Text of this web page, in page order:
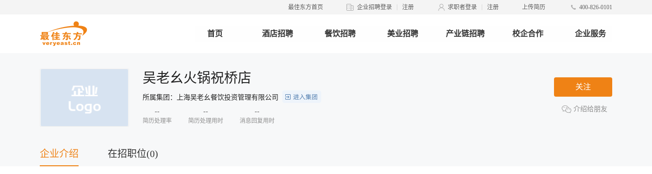
最佳东方首页 企业招聘登录 注册 求职者登录 注册 上传简历 400-826-0101
首页 酒店招聘 餐饮招聘 美业招聘 产业链招聘 校企合作 企业服务
吴老幺火锅祝桥店
所属集团：上海吴老幺餐饮投资管理有限公司
--
简历处理率
--
简历处理用时
--
消息回复用时
关注
介绍给朋友
企业介绍 在招职位(0)